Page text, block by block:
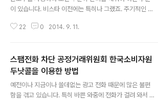
이 있습니다. 비스타 이전에는 특히나 그랬죠. 주기적인 포
리를 해주지 않으면 시스템이 느려져서 사용하기 힘든 경
도우 최적화에 시간과 노력을 많이 투자 했습니다. 하지만
윈도우7 으로 넘어 오면서 윈도우 최적화에 크게 신경 쓰
지 않아도 사용 하는게 크게 무리가 없어 졌습니다. XP 쓰
던 시절 만큼 시간과 노력을 투자하지 않아도 사용하는데
크게 무리가 가지 않더군요. 윈도우7 설치후 한번만 자체
22 0 2014. 9. 11.
스팸전화 차단 공정거래위원회 한국소비자원
두낫콜을 이용한 방법
예전이나 지금이나 쓸데없는 광고 전화 때문에 많은 불편
함을 겪고 있습니다. 특히 바쁜 와중에 전화가 걸려 와서 어